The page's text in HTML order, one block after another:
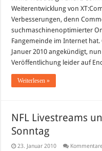
Weiterentwicklung von
Verbesserungen, denn
suchmaschinenoptimierter
Fangemeinde im Internet
Januer 2010 angekündigt,
Veröffentlichung leider auf
Weiterlesen »
NFL Livestreams
Sonntag
23. Januar 2010